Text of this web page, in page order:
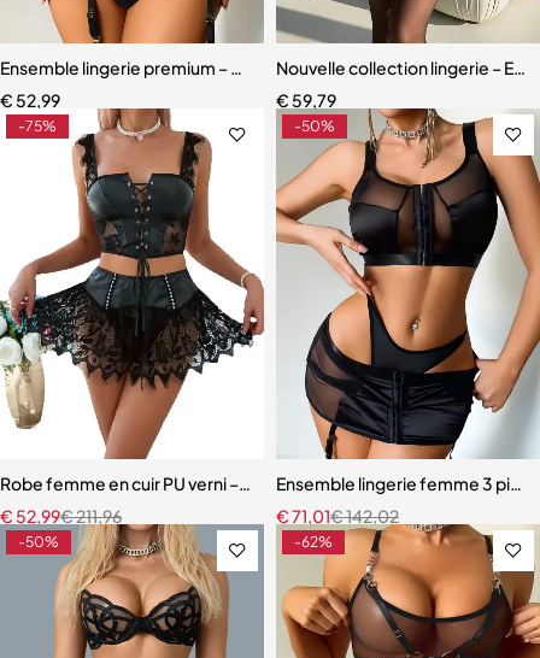
Ensemble lingerie premium – Dentelle fine, maille légère et effet
€ 52,99
Nouvelle collection lingerie –
€ 59,79
-75%
Robe femme en cuir PU verni – Dentelle à cils et détails à œillets
€211,96
€ 52,99
-50%
Ensemble lingerie femme 3
€142,02
€71,01
-50% -62%